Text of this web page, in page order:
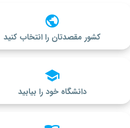
کشور مقصدتان را انتخاب کنید
دانشگاه خود را بیابید